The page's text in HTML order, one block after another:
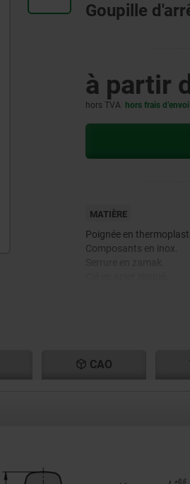
Goupille
à partir
hors TVA hors frais d’envoi
MATIÈRE
Poignée en
Composants en inox.
CAO